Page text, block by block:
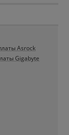
Asrock
Gigabyte